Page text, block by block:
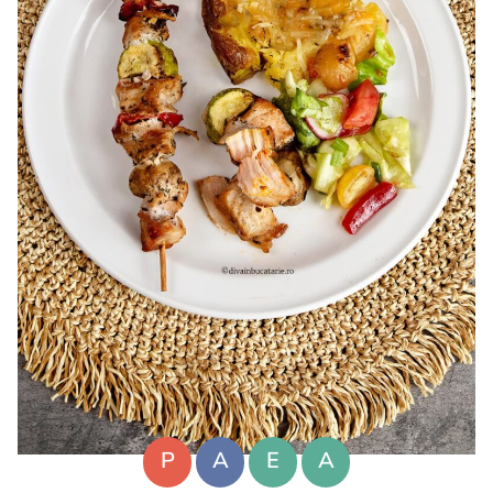
P A E
A